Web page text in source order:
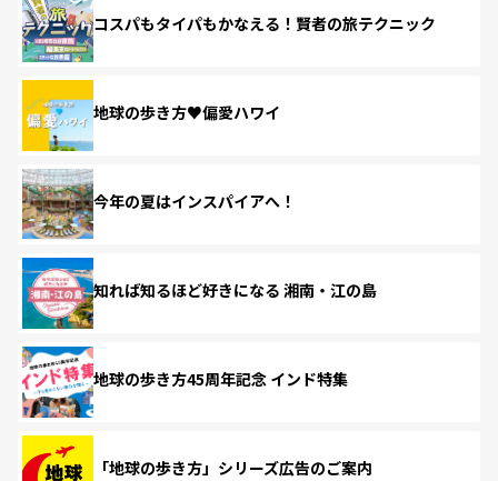
コスパもタイパもかなえる！賢者の旅テクニック
地球の歩き方♥偏愛ハワイ
今年の夏はインスパイアへ！
知れば知るほど好きになる 湘南・江の島
地球の歩き方45周年記念 インド特集
「地球の歩き方」シリーズ広告のご案内